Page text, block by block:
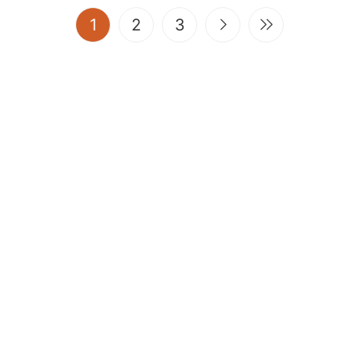
1 (current)
2 3